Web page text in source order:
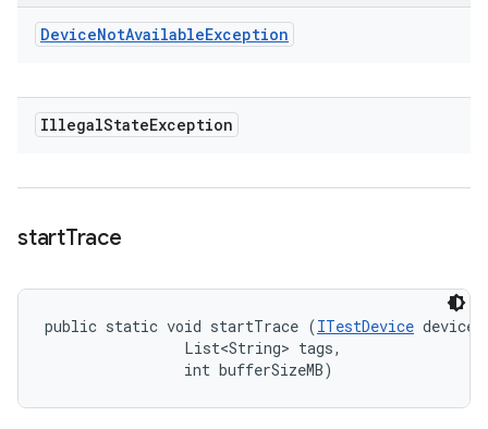
DeviceNotAvailableException
IllegalStateException
startTrace
public static void startTrace (ITestDevice
                List<String> tags,
                int bufferSizeMB)